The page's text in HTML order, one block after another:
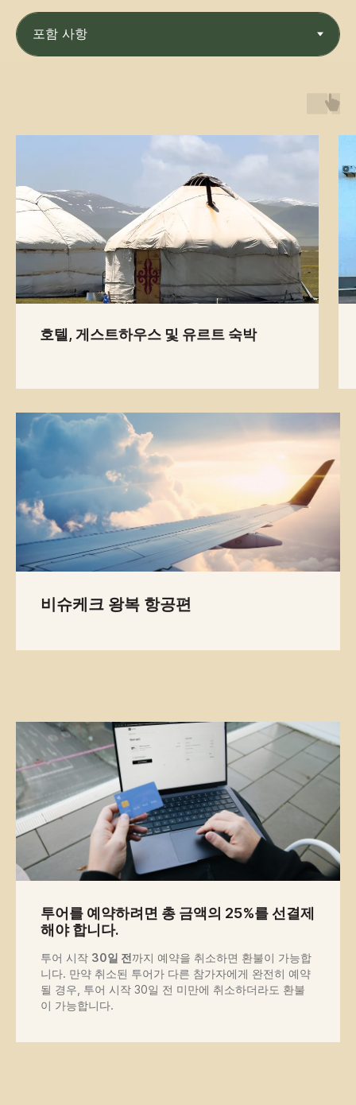
호텔, 게스트하우스 및 유르트 숙박
비슈케크 왕복 항공편
투어를 예약하려면 총 금액의 25%를 선결제
해야 합니다.
투어 시작 30일 전까지 예약을 취소하면 환불이 가능합
니다. 만약 취소된 투어가 다른 참가자에게 완전히 예약
될 경우, 투어 시작 30일 전 미만에 취소하더라도 환불
이 가능합니다.
니다. 이는 고객님께서 모험과 새로운
경험에 온전히 집중할 수 있도록 하기
위함입니다.
진정한 문화 체험
키르기스스탄의 정취를 느껴보세요
의 삶을 직접 경험하세요.
저희는 이미 5년 넘게 전 세계 여행
객들을 기쁘게 맞이하며, 그들에게
저희 나라의 가장 놀라운 명소들을
소개하고 있습니다.
5년
25대의 차량
저희는 모든 오프로드 환경에서도 문제없
이 주행할 수 있도록, 신뢰할 수 있고 정비
가 잘 된 4x4 오프로드 차량만을 사용합니